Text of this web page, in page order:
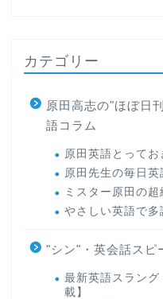
カテゴリー
原田高志の"ほぼ日
語コラム
原田英語とってお
原田先生の毎日英
ミスター原田の
やさしい英語で多
"シン"・英会話スピ
最新英語スラン
載】